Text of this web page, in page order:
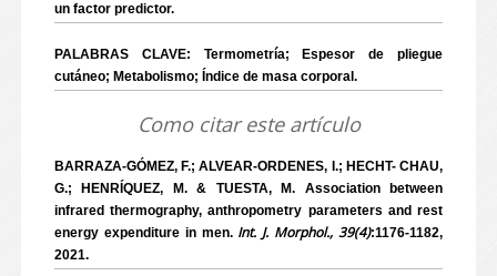
un factor predictor.
PALABRAS CLAVE: Termometría; Espesor de pliegue
cutáneo; Metabolismo; Índice de masa corporal.
Como citar este artículo
BARRAZA-GÓMEZ, F.; ALVEAR-ORDENES, I.; HECHT- CHAU,
G.; HENRÍQUEZ, M. & TUESTA, M. Association between
infrared thermography, anthropometry parameters and rest
energy expenditure in men. Int. J. Morphol., 39(4):1176-1182,
2021.